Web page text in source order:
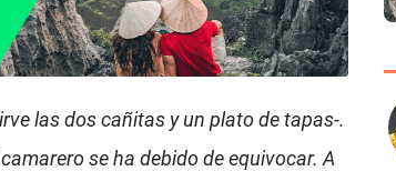
las dos cañitas y un plato de tapas-.
se ha debido de equivocar. A